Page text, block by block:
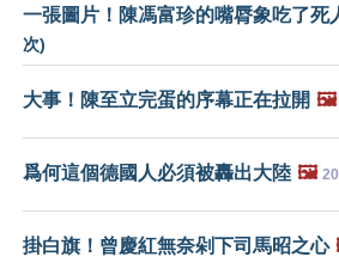
一張圖片！陳馮富珍的嘴脣象吃了死
次)
大事！陳至立完蛋的序幕正在拉開 🖼️
爲何這個德國人必須被轟出大陸 🖼️
掛白旗！曾慶紅無奈剁下司馬昭之心